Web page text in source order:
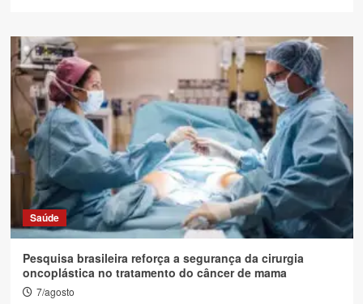
Saúde
Pesquisa brasileira reforça a segurança da cirurgia
oncoplástica no tratamento do câncer de mama
7/agosto